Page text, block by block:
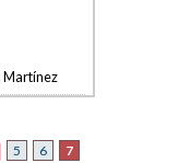
Martínez
5 6 7